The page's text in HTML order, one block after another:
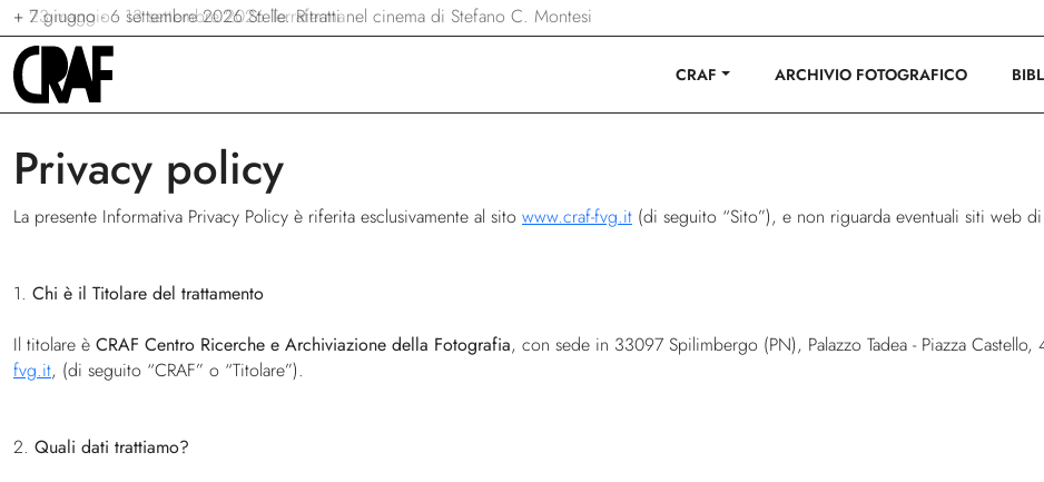
+ 7 giugno - 6 settembre 2026 Stelle. Ritratti nel cinema di Stefano C. Montesi
+ 23 maggio - 13 settembre 2026 Terraferma
+ 24/04/2026 - 27/09/2026 Via per le strade
CRAF ARCHIVIO FOTOGRAFICO
Privacy policy
La presente Informativa Privacy Policy è riferita esclusivamente al sito www.craf-fvg.it (di seguito “Sito”), e non riguarda eventuali siti web
1. Chi è il Titolare del trattamento
Il titolare è CRAF Centro Ricerche e Archiviazione della Fotografia, con sede in 33097 Spilimbergo (PN), Palazzo Tadea - Piazza
fvg.it, (di seguito “CRAF” o “Titolare”).
2. Quali dati trattiamo?